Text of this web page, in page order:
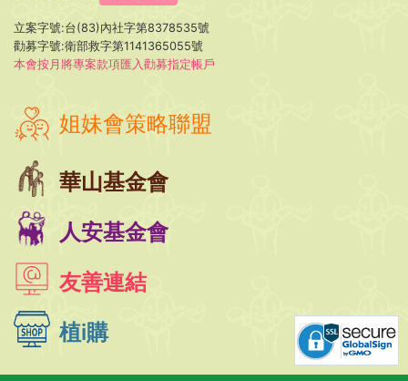
立案字號:台(83)內社字第8378535號
勸募字號:衛部救字第1141365055號
本會按月將專案款項匯入勸募指定帳戶
姐妹會策略聯盟
華山基金會
人安基金會
友善連結
植i購